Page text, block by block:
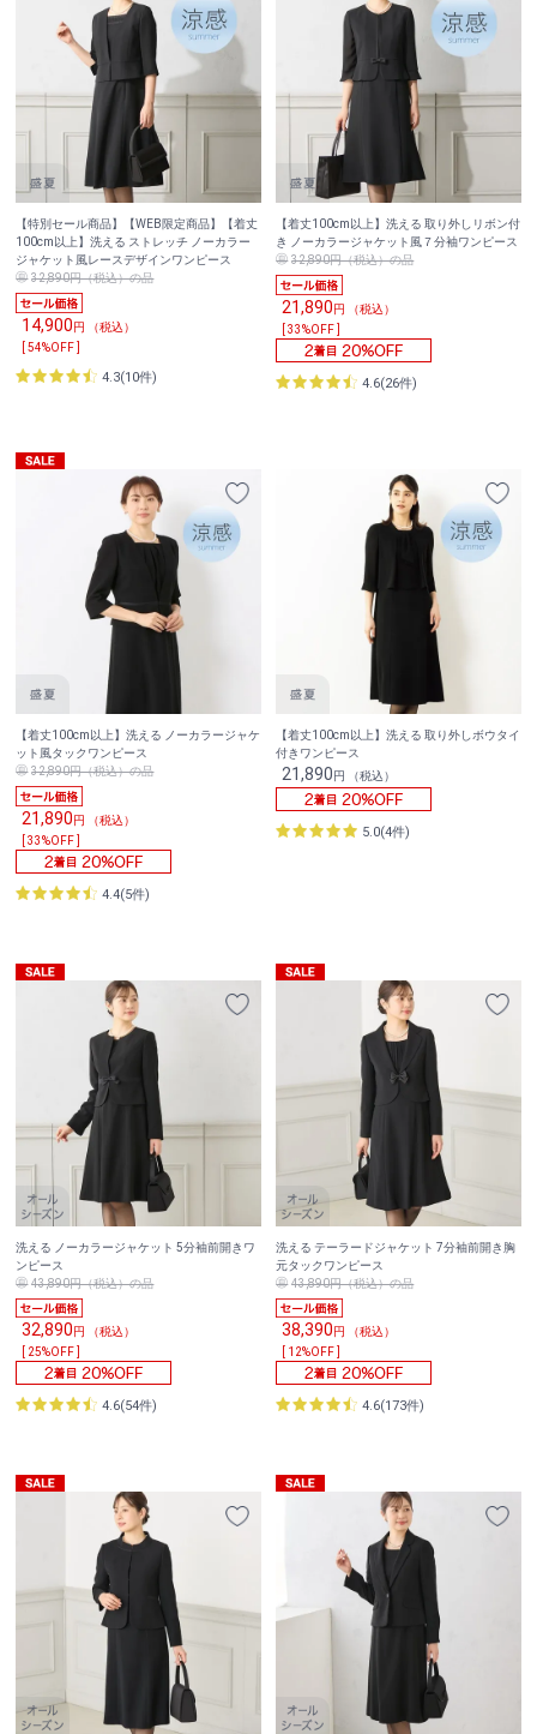
【特別セール商品】【WEB限定商品】【着丈
100cm以上】洗える ストレッチ ノーカラー
ジャケット風レースデザインワンピース
32,890円（税込）の品
14,900円 （税込）
[ 54%OFF ]
4.3(10件)
【着丈100cm以上】洗える 取り外しリボン付
き ノーカラージャケット風７分袖ワンピース
32,890円（税込）の品
21,890円 （税込）
[ 33%OFF ]
4.6(26件)
【着丈100cm以上】洗える ノーカラージャケ
ット風タックワンピース
32,890円（税込）の品
21,890円 （税込）
[ 33%OFF ]
4.4(5件)
【着丈100cm以上】洗える 取り外しボウタイ
付きワンピース
21,890円 （税込）
5.0(4件)
洗える ノーカラージャケット 5分袖前開きワ
ンピース
43,890円（税込）の品
32,890円 （税込）
[ 25%OFF ]
4.6(54件)
洗える テーラードジャケット 7分袖前開き胸
元タックワンピース
43,890円（税込）の品
38,390円 （税込）
[ 12%OFF ]
4.6(173件)